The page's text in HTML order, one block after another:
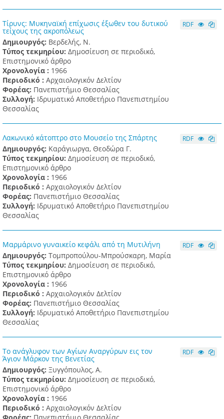
Τίρυνς: Μυκηναϊκή επίχωσις έξωθεν του δυτικού
τείχους της ακροπόλεως
Δημιουργός: Βερδελής, Ν.
Τύπος τεκμηρίου: Δημοσίευση σε περιοδικό,
Επιστημονικό άρθρο
Χρονολογία : 1966
Περιοδικό : Αρχαιολογικόν Δελτίον
Φορέας: Πανεπιστήμιο Θεσσαλίας
Συλλογή: Ιδρυματικό Αποθετήριο Πανεπιστημίου
Θεσσαλίας
RDF
Λακωνικό κάτοπτρο στο Μουσείο της Σπάρτης
Δημιουργός: Καράγιωργα, Θεοδώρα Γ.
Τύπος τεκμηρίου: Δημοσίευση σε περιοδικό,
Επιστημονικό άρθρο
Χρονολογία : 1966
Περιοδικό : Αρχαιολογικόν Δελτίον
Φορέας: Πανεπιστήμιο Θεσσαλίας
Συλλογή: Ιδρυματικό Αποθετήριο Πανεπιστημίου
Θεσσαλίας
RDF
Μαρμάρινο γυναικείο κεφάλι από τη Μυτιλήνη
Δημιουργός: Τομπροπούλου-Μπρούσκαρη, Μαρία
Τύπος τεκμηρίου: Δημοσίευση σε περιοδικό,
Επιστημονικό άρθρο
Χρονολογία : 1966
Περιοδικό : Αρχαιολογικόν Δελτίον
Φορέας: Πανεπιστήμιο Θεσσαλίας
Συλλογή: Ιδρυματικό Αποθετήριο Πανεπιστημίου
Θεσσαλίας
RDF
Το ανάγλυφον των Αγίων Αναργύρων εις τον
Άγιον Μάρκον της Βενετίας
Δημιουργός: Ξυγγόπουλος, Α.
Τύπος τεκμηρίου: Δημοσίευση σε περιοδικό,
Επιστημονικό άρθρο
Χρονολογία : 1966
Περιοδικό : Αρχαιολογικόν Δελτίον
RDF